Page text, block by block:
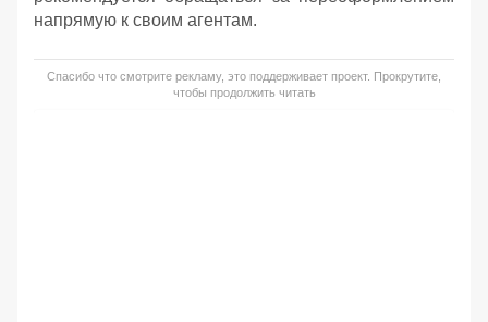
напрямую к своим агентам.
Спасибо что смотрите рекламу, это поддерживает проект. Прокрутите,
чтобы продолжить читать